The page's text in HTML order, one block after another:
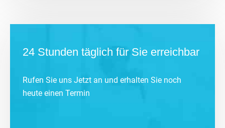
24 Stunden täglich für Sie erreichbar
Rufen Sie uns Jetzt an und erhalten Sie noch
heute einen Termin